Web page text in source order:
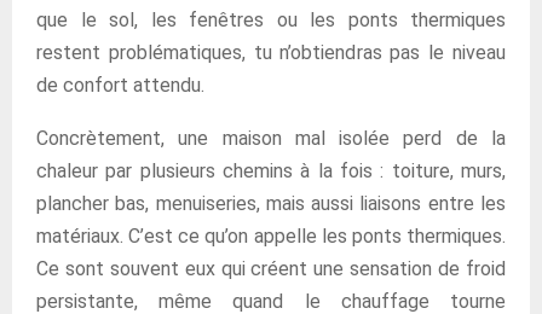
que le sol, les fenêtres ou les ponts thermiques
restent problématiques, tu n’obtiendras pas le niveau
de confort attendu.
Concrètement, une maison mal isolée perd de la
chaleur par plusieurs chemins à la fois : toiture, murs,
plancher bas, menuiseries, mais aussi liaisons entre les
matériaux. C’est ce qu’on appelle les ponts thermiques.
Ce sont souvent eux qui créent une sensation de froid
persistante, même quand le chauffage tourne